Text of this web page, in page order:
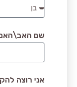
שם
אני רוצה